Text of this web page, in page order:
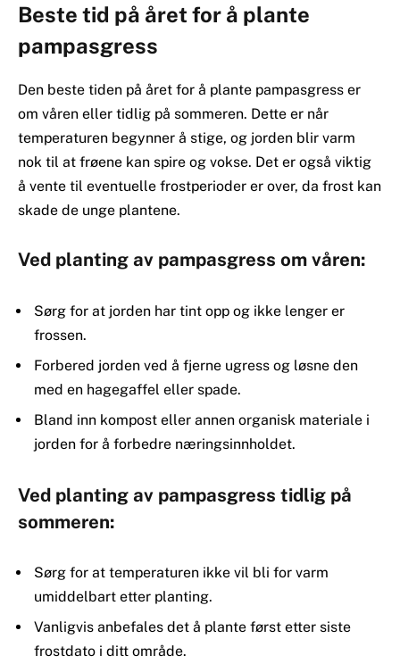
Beste tid på året for å plante
pampasgress
Den beste tiden på året for å plante pampasgress er
om våren eller tidlig på sommeren. Dette er når
temperaturen begynner å stige, og jorden blir varm
nok til at frøene kan spire og vokse. Det er også viktig
å vente til eventuelle frostperioder er over, da frost kan
skade de unge plantene.
Ved planting av pampasgress om våren:
Sørg for at jorden har tint opp og ikke lenger er
frossen.
Forbered jorden ved å fjerne ugress og løsne den
med en hagegaffel eller spade.
Bland inn kompost eller annen organisk materiale i
jorden for å forbedre næringsinnholdet.
Ved planting av pampasgress tidlig på
sommeren:
Sørg for at temperaturen ikke vil bli for varm
umiddelbart etter planting.
Vanligvis anbefales det å plante først etter siste
frostdato i ditt område.